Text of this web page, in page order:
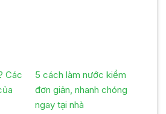
Các
5 cách làm nước kiềm
đơn giản, nhanh chóng
ngay tại nhà